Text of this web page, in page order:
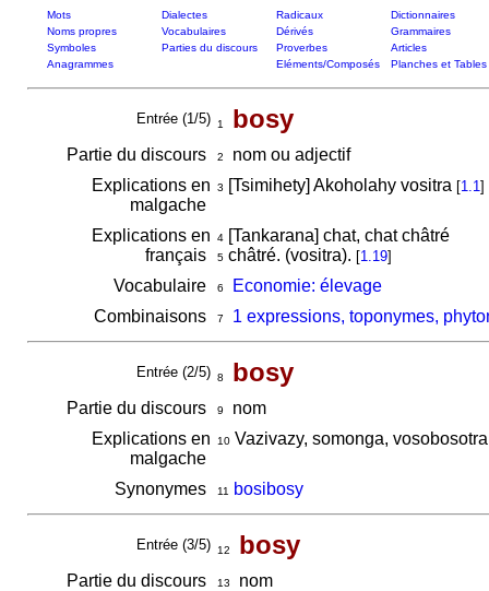
Mots Dialectes Radicaux
Dictionnaires
Noms propres
Vocabulaires Dérivés
Grammaires
Symboles
Parties du discours Proverbes
Articles
Anagrammes
Eléments/Composés Planches et Tables
Entrée (1/5) 1 bosy
Partie du discours 2
nom ou adjectif
Explications en
malgache
3 [Tsimihety] Akoholahy vositra [1.1]
Explications en
français
4[Tankarana] chat, chat châtré
5châtré. (vositra). [1.19]
Vocabulaire 6
Economie: élevage
Combinaisons
7 1 expressions, toponymes,
Entrée (2/5) 8 bosy
Partie du discours 9
nom
Explications en
malgache
10Vazivazy, somonga,
Synonymes 11 bosibosy
Entrée (3/5) 12 bosy
Partie du discours 13
nom